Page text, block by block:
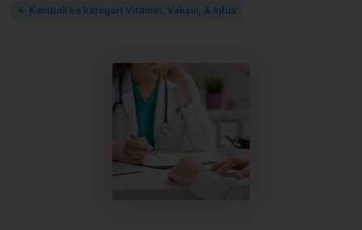
← Kembali ke kategori Vitamin, Vaksin, & Infus